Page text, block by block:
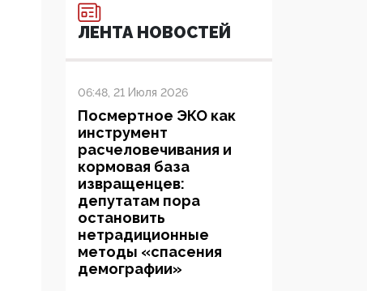
ЛЕНТА НОВОСТЕЙ
06:48, 21 Июля 2026
Посмертное ЭКО как
инструмент
расчеловечивания и
кормовая база
извращенцев:
депутатам пора
остановить
нетрадиционные
методы «спасения
демографии»